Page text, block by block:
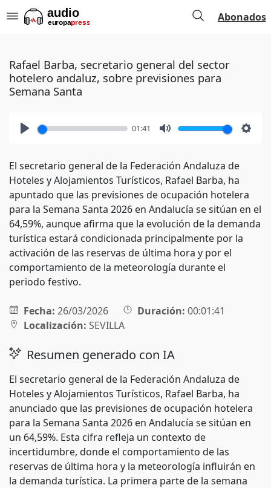
Abonados
Rafael Barba, secretario general del sector
hotelero andaluz, sobre previsiones para
Semana Santa
01:41
El secretario general de la Federación Andaluza de
Hoteles y Alojamientos Turísticos, Rafael Barba, ha
apuntado que las previsiones de ocupación hotelera
para la Semana Santa 2026 en Andalucía se sitúan en el
64,59%, aunque afirma que la evolución de la demanda
turística estará condicionada principalmente por la
activación de las reservas de última hora y por el
comportamiento de la meteorología durante el
periodo festivo.
Fecha: 26/03/2026 Duración: 00:01:41
Localización: SEVILLA
Resumen generado con IA
El secretario general de la Federación Andaluza de
Hoteles y Alojamientos Turísticos, Rafael Barba, ha
anunciado que las previsiones de ocupación hotelera
para la Semana Santa 2026 en Andalucía se sitúan en
un 64,59%. Esta cifra refleja un contexto de
incertidumbre, donde el comportamiento de las
reservas de última hora y la meteorología influirán en
la demanda turística. La primera parte de la semana